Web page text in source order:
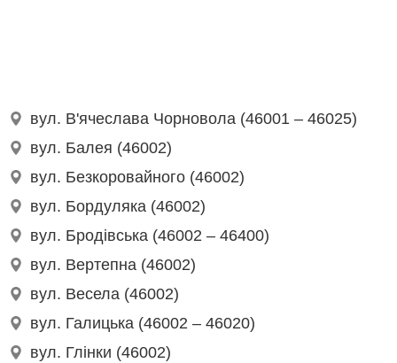
вул. В'ячеслава Чорновола (46001 – 46025)
вул. Балея (46002)
вул. Безкоровайного (46002)
вул. Бордуляка (46002)
вул. Бродівська (46002 – 46400)
вул. Вертепна (46002)
вул. Весела (46002)
вул. Галицька (46002 – 46020)
вул. Глінки (46002)